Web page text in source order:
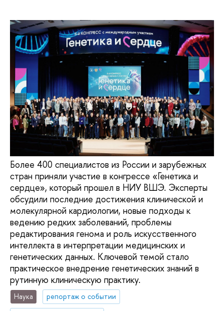
Более 400 специалистов из России и зарубежных
стран приняли участие в конгрессе «Генетика и
сердце», который прошел в НИУ ВШЭ. Эксперты
обсудили последние достижения клинической и
молекулярной кардиологии, новые подходы к
ведению редких заболеваний, проблемы
редактирования генома и роль искусственного
интеллекта в интерпретации медицинских и
генетических данных. Ключевой темой стало
практическое внедрение генетических знаний в
рутинную клиническую практику.
Наука
репортаж о событии